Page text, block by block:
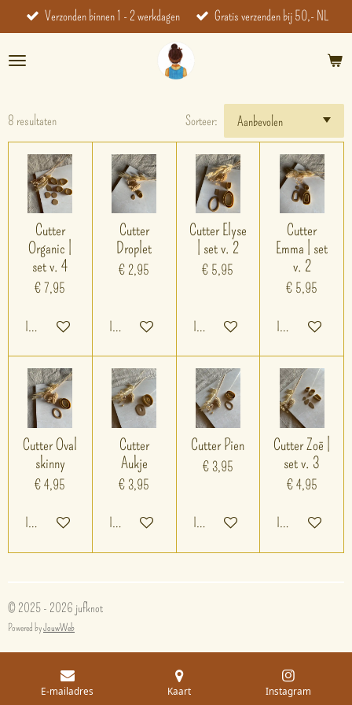
direct
naar
Verzonden binnen 1 - 2 werkdagen Gratis verzenden bij 50,- NL
8 resultaten Sorteer:
Cutter
Organic |
set v. 4
€ 7,95
In winkelwagen
Cutter
Droplet
€ 2,95
In winkelwagen
Cutter Elyse
| set v. 2
€ 5,95
In winkelwagen
Cutter
Emma | set
v. 2
€ 5,95
In winkelwagen
Cutter Oval
skinny
€ 4,95
In winkelwagen
Cutter
Aukje
€ 3,95
In winkelwagen
Cutter Pien
€ 3,95
In winkelwagen
Cutter Zoë |
set v. 3
€ 4,95
In winkelwagen
© 2025 - 2026 jufknot
Powered byJouwWeb
E-mailadres Kaart Instagram